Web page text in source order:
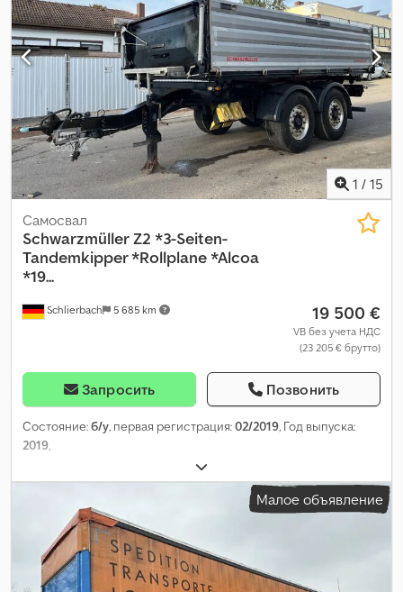
1 / 15
Schlierbach 5 685 km
Самосвал
SchwarzmüllerZ2 *3-Seiten-
Tandemkipper *Rollplane *Alcoa
*19...
19 500 €
VB без учета НДС
(23 205 € брутто)
Запросить Позвонить
Состояние:б/у, первая регистрация:02/2019, Год выпуска:
2019,
Малое объявление